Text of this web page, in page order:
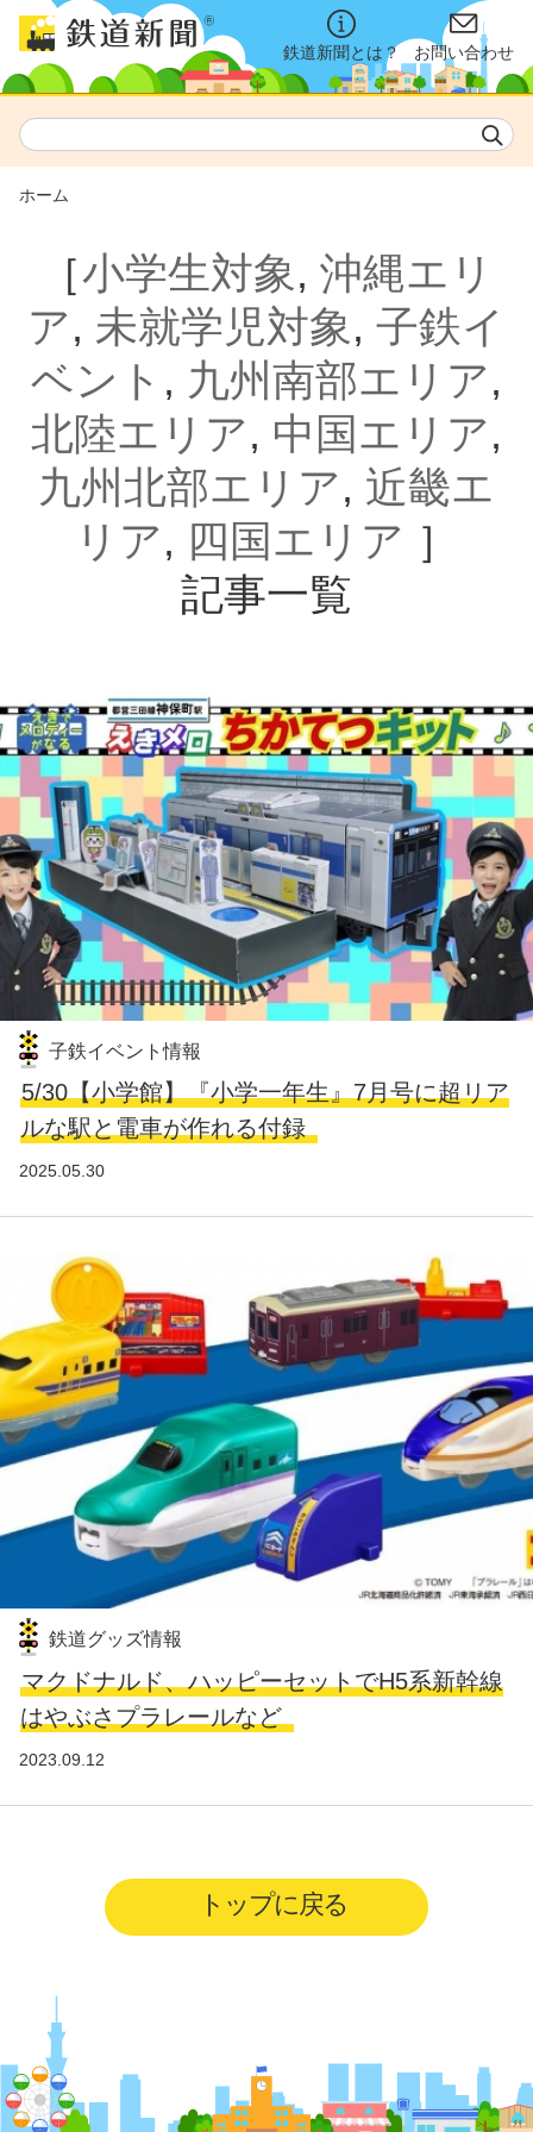
鉄道新聞とは？ お問い合わせ
ホーム
［小学生対象, 沖縄エリ
ア, 未就学児対象, 子鉄イ
ベント , 九州南部エリア,
北陸エリア, 中国エリア,
九州北部エリア, 近畿エ
リア, 四国エリア ］
記事一覧
子鉄イベント情報
5/30【小学館】『小学一年生』7月号に超リア
ルな駅と電車が作れる付録
2025.05.30
鉄道グッズ情報
マクドナルド、ハッピーセットでH5系新幹線
はやぶさプラレールなど
2023.09.12
トップに戻る